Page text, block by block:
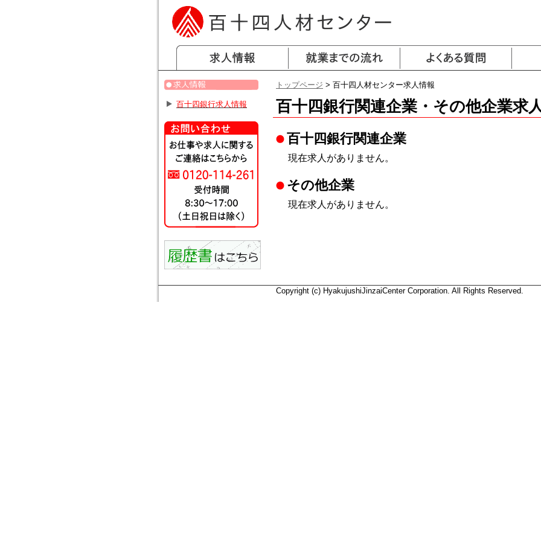
百十四銀行求人情報
トップページ > 百十四人材センター求人情報
百十四銀行関連企業・その他企業求
百十四銀行関連企業
現在求人がありません。
その他企業
現在求人がありません。
Copyright (c) HyakujushiJinzaiCenter Corporation. All Rights Reserved.